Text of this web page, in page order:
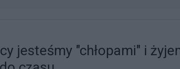
jesteśmy "chłopami" i